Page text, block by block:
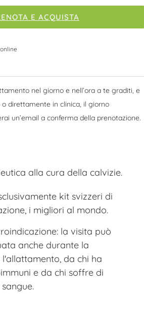
E ACQUISTA
nel giorno e nell’ora a te graditi, e
direttamente in clinica, il giorno
un’email a conferma della prenotazione.
alla cura della calvizie.
kit svizzeri di
i migliori al mondo.
la visita può
anche durante la
da chi ha
e da chi soffre di